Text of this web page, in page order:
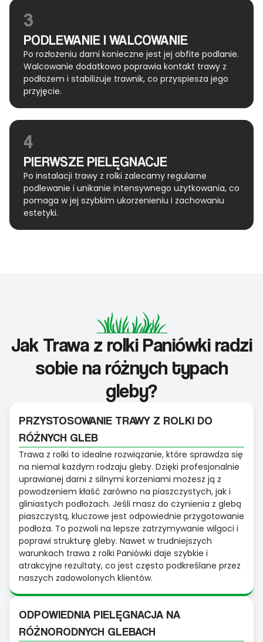
3
PODLEWANIE I WALCOWANIE
Po rozłożeniu darni konieczne jest jej obfite podlanie.
Walcowanie dodatkowo poprawia kontakt trawy z
podłożem i stabilizuje trawnik, co przyspiesza jego
przyjęcie.
4
PIERWSZE PIELĘGNACJE
Po instalacji trawy z rolki zalecamy regularne
podlewanie i unikanie intensywnego użytkowania, co
pomaga w jej szybkim ukorzenieniu i zachowaniu
estetyki.
Jak Trawa z rolki Paniówki radzi
sobie na różnych typach
gleby?
PRZYSTOSOWANIE TRAWY Z ROLKI DO
RÓŻNYCH GLEB
Trawa z rolki to idealne rozwiązanie, które sprawdza się
na niemal każdym rodzaju gleby. Dzięki profesjonalnie
uprawianej darni z silnymi korzeniami możesz ją z
powodzeniem kłaść zarówno na piaszczystych, jak i
gliniastych podłożach. Jeśli masz do czynienia z glebą
piaszczystą, kluczowe jest odpowiednie przygotowanie
podłoża. To pozwoli na lepsze zatrzymywanie wilgoci i
poprawi strukturę gleby. Nawet w trudniejszych
warunkach trawa z rolki Paniówki daje szybkie i
atrakcyjne rezultaty, co jest często podkreślane przez
naszych zadowolonych klientów.
ODPOWIEDNIA PIELĘGNACJA NA
RÓŻNORODNYCH GLEBACH